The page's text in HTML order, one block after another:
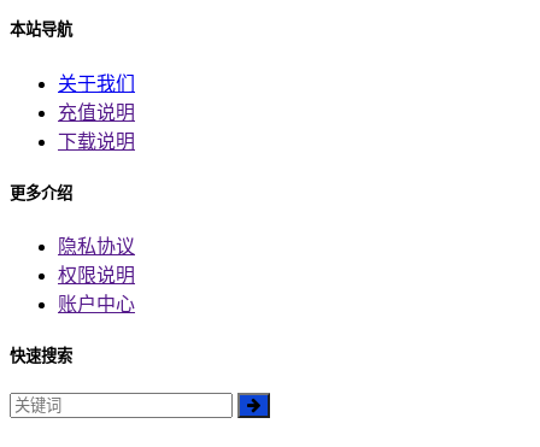
本站导航
关于我们
充值说明
下载说明
更多介绍
隐私协议
权限说明
账户中心
快速搜索